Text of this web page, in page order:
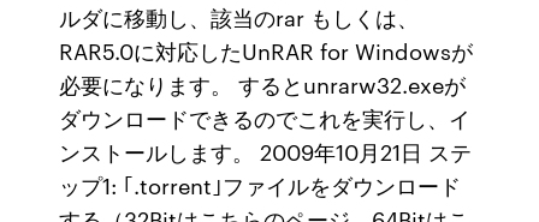
ルダに移動し、該当のrar もしくは、
RAR5.0に対応したUnRAR for Windowsが
必要になります。 するとunrarw32.exeが
ダウンロードできるのでこれを実行し、イ
ンストールします。 2009年10月21日 ステ
ップ1: ｢.torrent｣ファイルをダウンロード